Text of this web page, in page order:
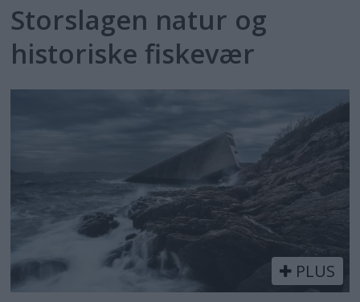
Storslagen natur og
historiske fiskevær
PLUS